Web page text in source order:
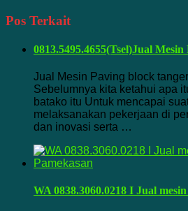
Pos Terkait
0813.5495.4655(Tsel)Jual
Jual Mesin Paving
Sebelumnya kita ketahui apa
batako itu Untuk mencapai
melaksanakan pekerjaan di
dan inovasi serta …
WA 0838.3060.0218 I Jual